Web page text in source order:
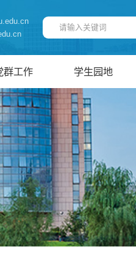
群工作 学生园地